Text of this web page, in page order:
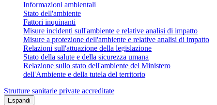
Informazioni ambientali
Stato dell'ambiente
Fattori inquinanti
Misure incidenti sull'ambiente e relative analisi di impatto
Misure a protezione dell'ambiente e relative analisi di impatto
Relazioni sull'attuazione della legislazione
Stato della salute e della sicurezza umana
Relazione sullo stato dell'ambiente del Ministero
dell'Ambiente e della tutela del territorio
Strutture sanitarie private accreditate
Espandi